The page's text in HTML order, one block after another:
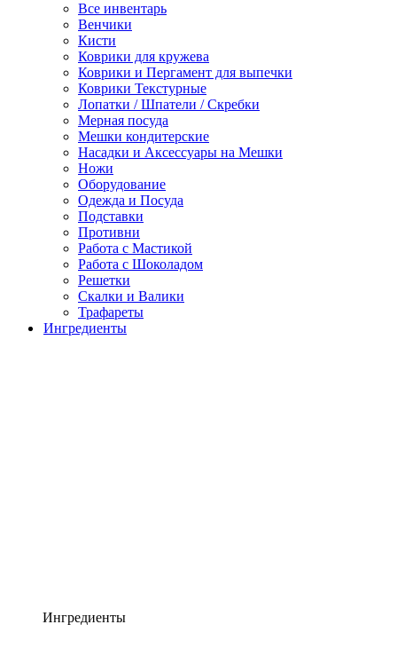
Все инвентарь
Венчики
Кисти
Коврики для кружева
Коврики и Пергамент для выпечки
Коврики Текстурные
Лопатки / Шпатели / Скребки
Мерная посуда
Мешки кондитерские
Насадки и Аксессуары на Мешки
Ножи
Оборудование
Одежда и Посуда
Подставки
Противни
Работа с Мастикой
Работа с Шоколадом
Решетки
Скалки и Валики
Трафареты
Ингредиенты
Ингредиенты